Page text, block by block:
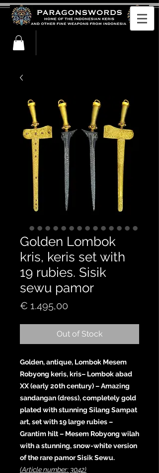
Golden Lombok
kris, keris set with
19 rubies. Sisik
sewu pamor
€ 1.495,00
Out of Stock
Golden, antique, Lombok Mesem
Robyong keris, kris– Lombok abad
XX (early 20th century) – Amazing
sandangan (dress), completely gold
plated with stunning Silang Sampat
art, set with 19 large rubies –
Grantim hilt – Mesem Robyong wilah
with a stunning, snow-white version
of the rare pamor Sisik Sewu.
(Article number: 3042)